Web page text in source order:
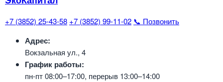
+7 (3852) 25-43-58 +7 (3852) 99-11-02 📞 Позвонить
Адрес:
Вокзальная ул., 4
График работы:
пн-пт 08:00–17:00, перерыв 13:00–14:00